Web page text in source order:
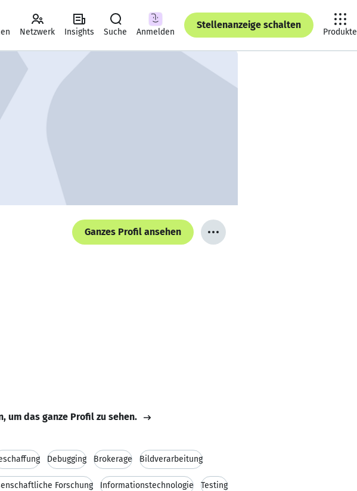
Netzwerk Insights Suche Anmelden
Stellenanzeige schalten
Produkte
Ganzes Profil ansehen
um das ganze Profil zu sehen.
Debugging Brokerage Bildverarbeitung
Forschung Informationstechnologie Testing